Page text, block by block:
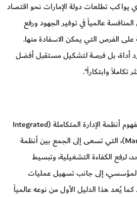
تطلعات دولة الإمارات نحو اقتصاد
عالمياً في توفير الجهود ورفع
الفرص التي يمكن الاسفادة منها.
أداة، بل فرصة لتشكيل مستقبل أفضل
وابتكاراً".
ويستند "دليل MBRF" إلى مفهوم أنظمة الإدارة المتكاملة (Integrated
Management Systems - IMS)، التي تسعى إلى الجمع بين أنظمة
لرفع الكفاءة التشغيلية، وتبسيط
المؤسسي، إلى جانب تسهيل عمليات
يُعد هذا الدليل الأول من نوعه عالمياً